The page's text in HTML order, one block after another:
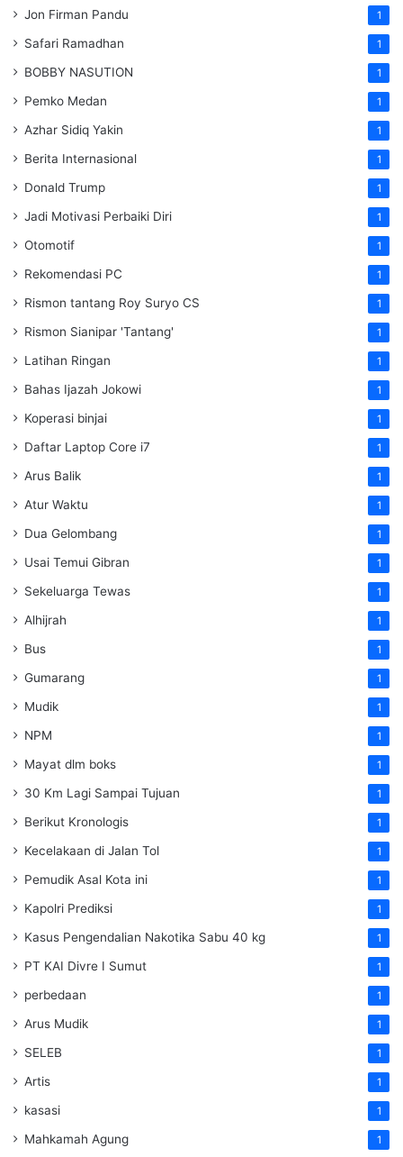
Jon Firman Pandu 1
Safari Ramadhan 1
BOBBY NASUTION 1
Pemko Medan 1
Azhar Sidiq Yakin 1
Berita Internasional 1
Donald Trump 1
Jadi Motivasi Perbaiki Diri 1
Otomotif 1
Rekomendasi PC 1
Rismon tantang Roy Suryo CS 1
Rismon Sianipar 'Tantang' 1
Latihan Ringan 1
Bahas Ijazah Jokowi 1
Koperasi binjai 1
Daftar Laptop Core i7 1
Arus Balik 1
Atur Waktu 1
Dua Gelombang 1
Usai Temui Gibran 1
Sekeluarga Tewas 1
Alhijrah 1
Bus 1
Gumarang 1
Mudik 1
NPM 1
Mayat dlm boks 1
30 Km Lagi Sampai Tujuan 1
Berikut Kronologis 1
Kecelakaan di Jalan Tol 1
Pemudik Asal Kota ini 1
Kapolri Prediksi 1
Kasus Pengendalian Nakotika Sabu 40 kg 1
PT KAI Divre I Sumut 1
perbedaan 1
Arus Mudik 1
SELEB 1
Artis 1
kasasi 1
Mahkamah Agung 1